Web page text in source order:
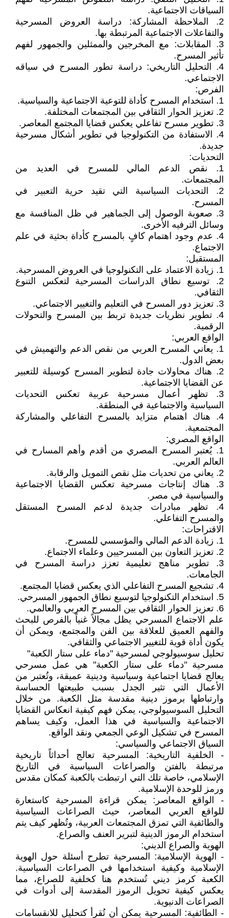
السياقات الاجتماعية.
2. الملاحظة المشاركة: دراسة العروض المسرحية
والتفاعلات الاجتماعية المرتبطة بها.
3. المقابلات: مع المخرجين والممثلين والجمهور لفهم
تأثير المسرح.
4. التحليل التاريخي: دراسة تطور المسرح في سياقه
الاجتماعي.
الفرص:
1. استخدام المسرح كأداة للتوعية الاجتماعية والسياسية.
2. تعزيز الحوار الثقافي بين المجتمعات المختلفة.
3. تطوير مسرح تفاعلي يعكس قضايا المجتمع المعاصر.
4. الاستفادة من التكنولوجيا في تطوير أشكال مسرحية
جديدة.
التحديات:
1. نقص الدعم المالي للمسرح في العديد من
المجتمعات.
2. التحديات السياسية التي تقيد حرية التعبير في
المسرح.
3. صعوبة الوصول إلى الجماهير في ظل المنافسة مع
وسائل الترفيه الأخرى.
4. عدم وجود اهتمام كافٍ بالمسرح كأداة بحثية في علم
الاجتماع.
المستقبل:
1. زيادة الاعتماد على التكنولوجيا في العروض المسرحية.
2. توسيع نطاق الدراسات المسرحية لتعكس التنوع
الثقافي.
3. تعزيز دور المسرح في التعليم والتغيير الاجتماعي.
4. تطوير نظريات جديدة تربط بين المسرح والتحولات
الرقمية.
الواقع العربي:
1. يعاني المسرح العربي من نقص الدعم والتهميش في
بعض الدول.
2. هناك محاولات جادة لتطوير المسرح كوسيلة للتعبير
عن القضايا الاجتماعية.
3. تظهر أعمال مسرحية عربية تعكس التحديات
السياسية والاجتماعية في المنطقة.
4. هناك اهتمام متزايد بالمسرح التفاعلي والمشاركة
المجتمعية.
الواقع المصري:
1. يُعتبر المسرح المصري من أقدم وأهم المسارح في
العالم العربي.
2. يعاني من تحديات مثل نقص التمويل والرقابة.
3. هناك إنتاجات مسرحية تعكس القضايا الاجتماعية
والسياسية في مصر.
4. تظهر مبادرات جديدة لدعم المسرح المستقل
والمسرح التفاعلي.
الاقتراحات:
1. زيادة الدعم المالي والمؤسسي للمسرح.
2. تعزيز التعاون بين المسرحيين وعلماء الاجتماع.
3. تطوير مناهج تعليمية تعزز دراسة المسرح في
الجامعات.
4. تشجيع المسرح التفاعلي الذي يعكس قضايا المجتمع.
5. استخدام التكنولوجيا لتوسيع نطاق الجمهور المسرحي.
6. تعزيز الحوار الثقافي بين المسرح العربي والعالمي.
علم الاجتماع المسرحي يظل مجالاً غنياً بالفرص للبحث
والفهم العميق للعلاقة بين الفن والمجتمع، ويمكن أن
يكون أداة قوية للتغيير الاجتماعي والثقافي.
تحليل سوسيولوجي لمسرحية "دماء على ستار الكعبة"
مسرحية "دماء على ستار الكعبة" هي عمل مسرحي
يعالج قضايا اجتماعية وسياسية ودينية عميقة، وتُعتبر من
الأعمال التي تثير الجدل بسبب طبيعتها الحساسة
وارتباطها برموز دينية مقدسة مثل الكعبة. من خلال
التحليل السوسيولوجي، يمكن فهم كيفية انعكاس القضايا
الاجتماعية والسياسية في هذا العمل، وكيف يساهم
المسرح في تشكيل الوعي الجمعي ونقد الواقع.
السياق الاجتماعي والسياسي:
- الخلفية التاريخية: المسرحية تعالج أحداثاً تاريخية
مرتبطة بالفتن والصراعات السياسية في التاريخ
الإسلامي، خاصة تلك التي ارتبطت بالكعبة كمكان مقدس
ورمز للوحدة الإسلامية.
- الواقع المعاصر: يمكن قراءة المسرحية كاستعارة
للواقع العربي المعاصر، حيث الصراعات السياسية
والطائفية التي تمزق المجتمعات العربية، وتُظهر كيف يتم
استخدام الرموز الدينية لتبرير العنف والصراع.
الهوية والصراع الديني:
- الهوية الإسلامية: المسرحية تطرح أسئلة حول الهوية
الإسلامية وكيفية استخدامها في الصراعات السياسية.
الكعبة كرمز ديني تُستخدم هنا كخلفية للصراع، مما
يعكس كيفية تحويل الرموز المقدسة إلى أدوات في
الصراعات الدنيوية.
- الطائفية: المسرحية يمكن أن تُقرأ كتحليل للانقسامات